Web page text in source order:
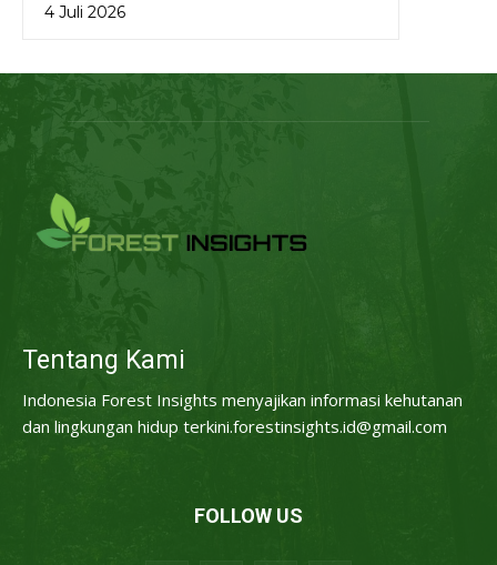
4 Juli 2026
Tentang Kami
Indonesia Forest Insights menyajikan informasi kehutanan
dan lingkungan hidup terkini.forestinsights.id@gmail.com
FOLLOW US